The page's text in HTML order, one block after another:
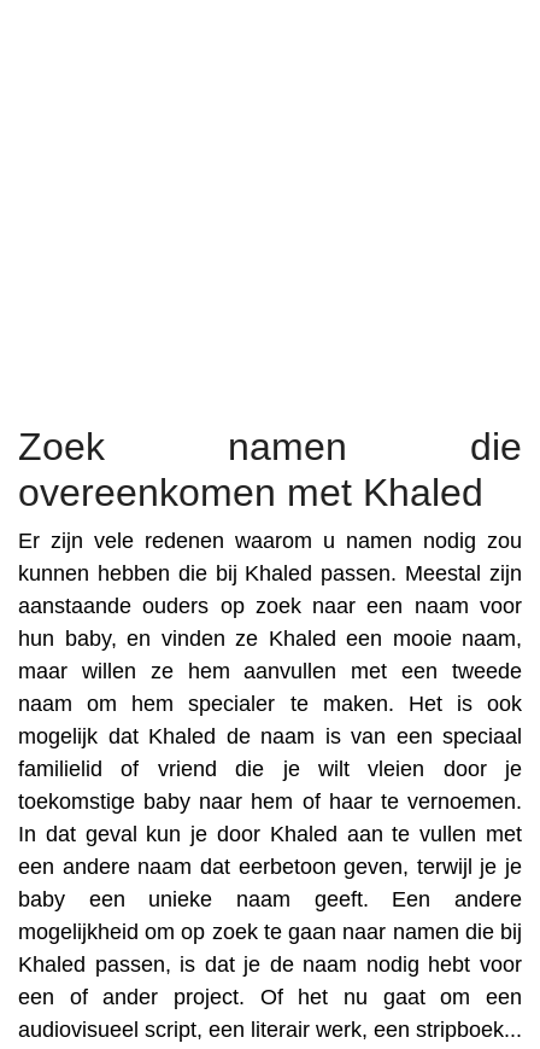
Zoek namen die
overeenkomen met Khaled
Er zijn vele redenen waarom u namen nodig zou
kunnen hebben die bij Khaled passen. Meestal zijn
aanstaande ouders op zoek naar een naam voor
hun baby, en vinden ze Khaled een mooie naam,
maar willen ze hem aanvullen met een tweede
naam om hem specialer te maken. Het is ook
mogelijk dat Khaled de naam is van een speciaal
familielid of vriend die je wilt vleien door je
toekomstige baby naar hem of haar te vernoemen.
In dat geval kun je door Khaled aan te vullen met
een andere naam dat eerbetoon geven, terwijl je je
baby een unieke naam geeft. Een andere
mogelijkheid om op zoek te gaan naar namen die bij
Khaled passen, is dat je de naam nodig hebt voor
een of ander project. Of het nu gaat om een
audiovisueel script, een literair werk, een stripboek...